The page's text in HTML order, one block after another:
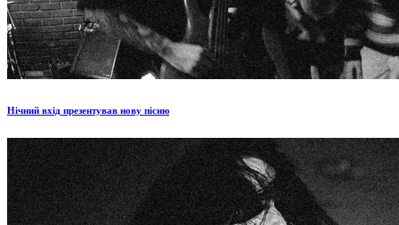
Нічний вхід презентував нову пісню